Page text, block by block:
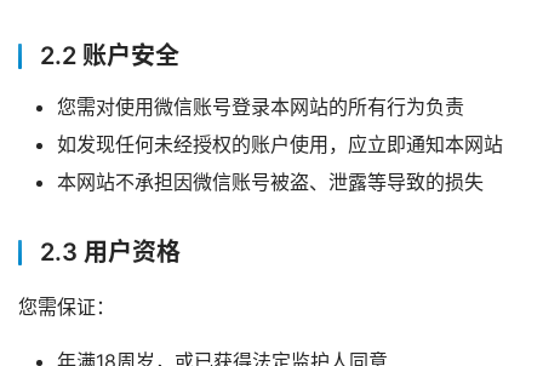
2.2 账户安全
您需对使用微信账号登录本网站的所有行为负责
如发现任何未经授权的账户使用，应立即通知本网站
本网站不承担因微信账号被盗、泄露等导致的损失
2.3 用户资格
您需保证：